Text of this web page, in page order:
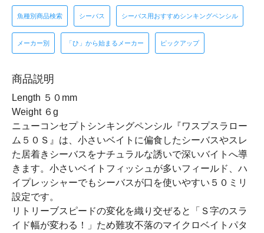
魚種別商品検索 シーバス シーバス用おすすめシンキングペンシル
メーカー別 「ひ」から始まるメーカー ピックアップ
商品説明
Length ５０mm
Weight ６g
ニューコンセプトシンキングペンシル『ワスプスラロー
ム５０Ｓ』は、小さいベイトに偏食したシーバスやスレ
た居着きシーバスをナチュラルな誘いで深いバイトへ導
きます。小さいベイトフィッシュが多いフィールド、ハ
イプレッシャーでもシーバスが口を使いやすい５０ミリ
設定です。
リトリーブスピードの変化を織り交ぜると「Ｓ字のスラ
イド幅が変わる！」ため難攻不落のマイクロベイトパタ